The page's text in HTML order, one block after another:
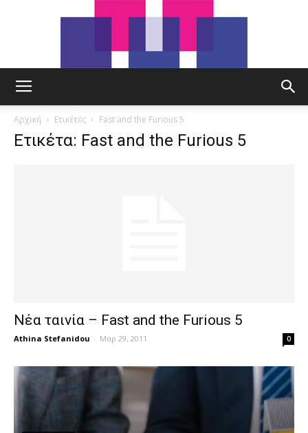
Αρχική Ετικέτες Fast and the Furious 5
Ετικέτα: Fast and the Furious 5
Νέα ταινία – Fast and the Furious 5
Athina Stefanidou - Μαρ 29, 2011 0